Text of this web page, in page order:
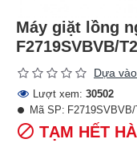
Máy giặt lồng
F2719SVBVB/
Dựa
Lượt xem: 30502
TẠM HẾT
Mã SP: